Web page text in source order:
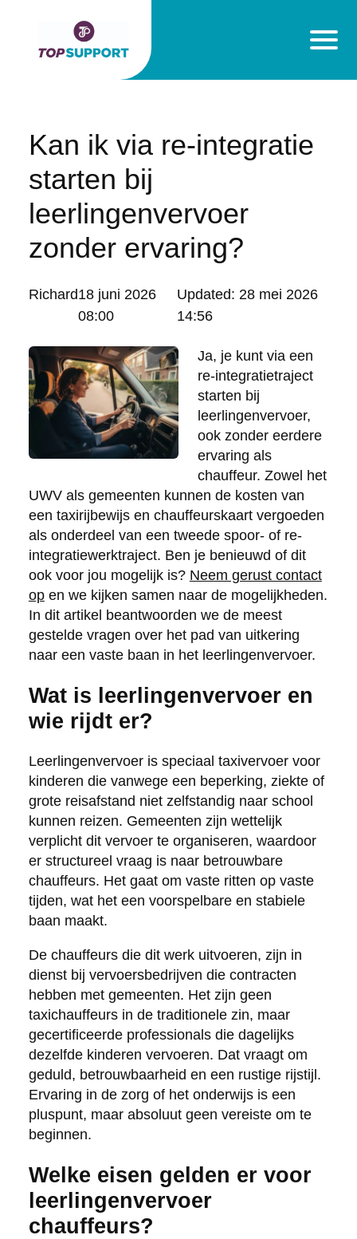
Kan ik via re-integratie
starten bij
leerlingenvervoer
zonder ervaring?
Posted
Richard18 juni 2026
08:00
Updated: 28 mei 2026
14:56
Ja, je kunt via een
re-integratietraject
starten bij
leerlingenvervoer,
ook zonder eerdere
ervaring als
chauffeur. Zowel het
UWV als gemeenten kunnen de kosten van
een taxirijbewijs en chauffeurskaart vergoeden
als onderdeel van een tweede spoor- of re-
integratiewerktraject. Ben je benieuwd of dit
ook voor jou mogelijk is? Neem gerust contact
open we kijken samen naar de mogelijkheden.
In dit artikel beantwoorden we de meest
gestelde vragen over het pad van uitkering
naar een vaste baan in het leerlingenvervoer.
Wat is leerlingenvervoer en
wie rijdt er?
Leerlingenvervoer is speciaal taxivervoer voor
kinderen die vanwege een beperking, ziekte of
grote reisafstand niet zelfstandig naar school
kunnen reizen. Gemeenten zijn wettelijk
verplicht dit vervoer te organiseren, waardoor
er structureel vraag is naar betrouwbare
chauffeurs. Het gaat om vaste ritten op vaste
tijden, wat het een voorspelbare en stabiele
baan maakt.
De chauffeurs die dit werk uitvoeren, zijn in
dienst bij vervoersbedrijven die contracten
hebben met gemeenten. Het zijn geen
taxichauffeurs in de traditionele zin, maar
gecertificeerde professionals die dagelijks
dezelfde kinderen vervoeren. Dat vraagt om
geduld, betrouwbaarheid en een rustige rijstijl.
Ervaring in de zorg of het onderwijs is een
pluspunt, maar absoluut geen vereiste om te
beginnen.
Welke eisen gelden er voor
leerlingenvervoer
chauffeurs?